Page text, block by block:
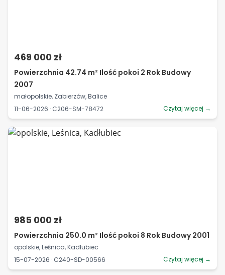
469 000 zł
Powierzchnia 42.74 m² Ilość pokoi 2 Rok Budowy
2007
małopolskie, Zabierzów, Balice
11-06-2026 · C206-SM-78472
Czytaj więcej →
985 000 zł
Powierzchnia 250.0 m² Ilość pokoi 8 Rok Budowy 2001
opolskie, Leśnica, Kadłubiec
15-07-2026 · C240-SD-00566
Czytaj więcej →